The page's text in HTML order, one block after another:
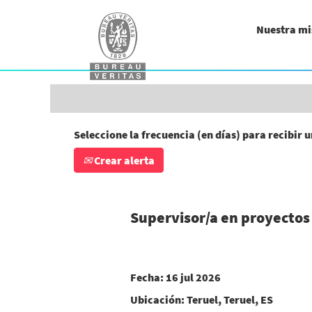
Nuestra
Buscar por palabra clave (ingeniero/a,
Mostrar más opciones
Seleccione la frecuencia (en días) para recibir
Crear alerta
Supervisor/a en
Fecha: 16 jul 2026
Ubicación: Teruel, Teruel, ES